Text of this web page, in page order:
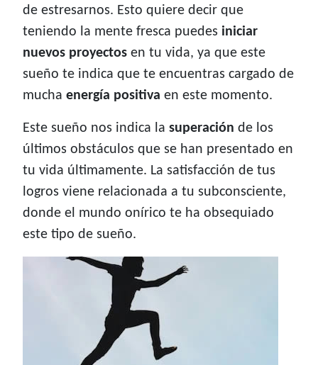
de estresarnos. Esto quiere decir que
teniendo la mente fresca puedes iniciar
nuevos proyectos en tu vida, ya que este
sueño te indica que te encuentras cargado de
mucha energía positiva en este momento.
Este sueño nos indica la superación de los
últimos obstáculos que se han presentado en
tu vida últimamente. La satisfacción de tus
logros viene relacionada a tu subconsciente,
donde el mundo onírico te ha obsequiado
este tipo de sueño.